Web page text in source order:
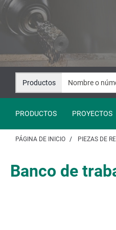
Saltar
contenido
Saltar
Productos
PRODUCTOS PROYECTOS
PÁGINA DE INICIO PIEZAS DE
Banco de